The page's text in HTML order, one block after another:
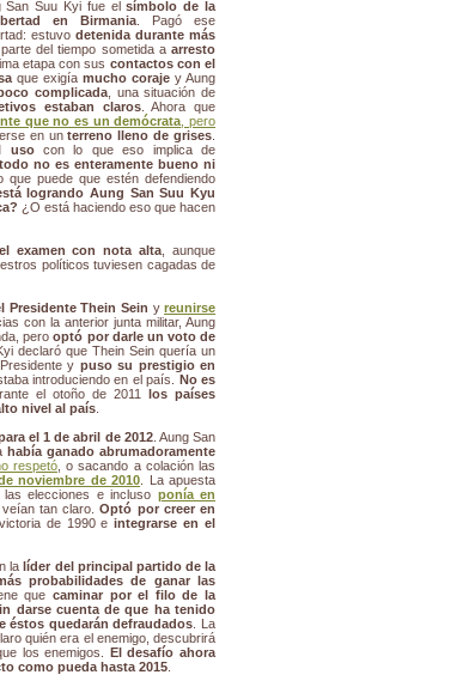
San Suu Kyi fue elsímbolo de la
en Birmania. Pagó ese
estuvo detenida durante más
del tiempo sometida aarresto
etapa con sus contactos con el
que exigía mucho corajey Aung
complicada , una situación de
estaban claros. Ahora que
que no es un demócrata , pero
en unterreno lleno de grises
usocon lo que eso implica de
no es enteramente bueno ni
que puede que estén defendiendo
logrando Aung San Suu Kyu
¿O está haciendo eso que hacen
examen con nota alta , aunque
políticos tuviesen cagadas de
Presidente Thein Sein yreunirse
con la anterior junta militar, Aung
perooptó por darle un voto de
declaró que Thein Sein quería un
y puso su prestigio en
introduciendo en el país.
No es
el otoño de 2011
los países
nivel al país
el 1 de abril de 2012. Aung San
había ganado abrumadoramente
respetó, o sacando a colación las
noviembre de 2010 . La apuesta
las elecciones e incluso ponía en
veían tan claro.Optó por creer en
victoria de 1990 eintegrarse en el
la líder del principal partido de la
probabilidades de ganar las
que caminar por el filo de la
darse cuenta de que ha tenido
éstos quedarán defraudados . La
quién era el enemigo, descubrirá
los enemigos.
El desafío ahora
como pueda hasta 2015